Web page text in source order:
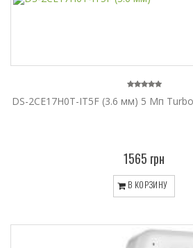
DS-2CE17H0T-IT5F (3.6 мм) 5 Мп
1565 грн
В КОРЗИНУ